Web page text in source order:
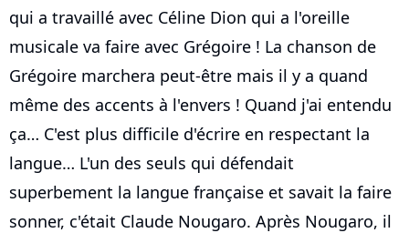
qui a travaillé avec Céline Dion qui a l'oreille
musicale va faire avec Grégoire ! La chanson de
Grégoire marchera peut-être mais il y a quand
même des accents à l'envers ! Quand j'ai entendu
ça… C'est plus difficile d'écrire en respectant la
langue… L'un des seuls qui défendait
superbement la langue française et savait la faire
sonner, c'était Claude Nougaro. Après Nougaro, il